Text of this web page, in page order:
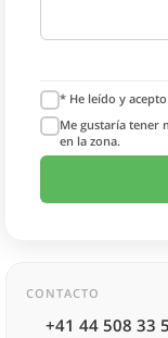
* He leído y
Me gustaría tener
en la zona.
CONTACTO
+41 44 508 33